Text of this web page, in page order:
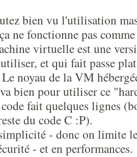
bien vu l'utilisation
ne fonctionne pas
virtuelle est une
et qui fait passe
noyau de la VM
bien pour utiliser ce
fait quelques lignes
du code C :P).
- donc on limite
- et en performances.